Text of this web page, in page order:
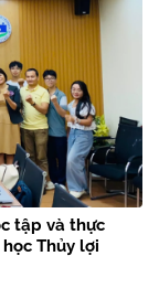
tập và thực
Thủy lợi